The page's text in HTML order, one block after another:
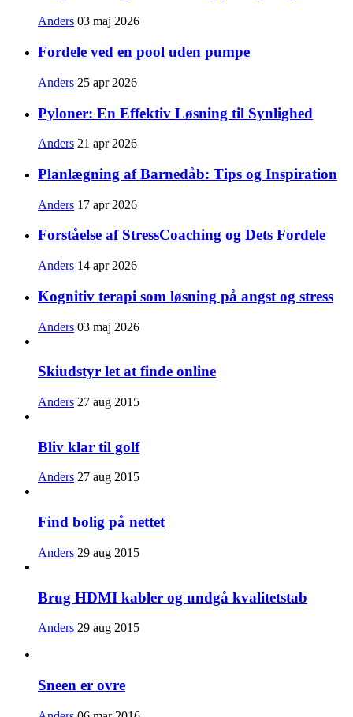
Anders 03 maj 2026
Fordele ved en pool uden pumpe
Anders 25 apr 2026
Pyloner: En Effektiv Løsning til Synlighed
Anders 21 apr 2026
Planlægning af Barnedåb: Tips og Inspiration
Anders 17 apr 2026
Forståelse af StressCoaching og Dets Fordele
Anders 14 apr 2026
Kognitiv terapi som løsning på angst og stress
Anders 03 maj 2026
Skiudstyr let at finde online
Anders 27 aug 2015
Bliv klar til golf
Anders 27 aug 2015
Find bolig på nettet
Anders 29 aug 2015
Brug HDMI kabler og undgå kvalitetstab
Anders 29 aug 2015
Sneen er ovre